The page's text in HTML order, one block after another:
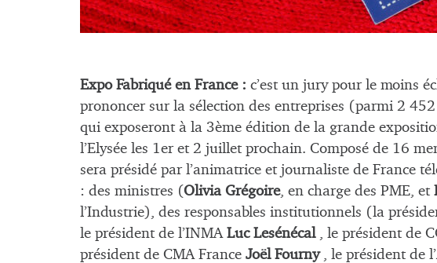
Expo Fabriqué en France : c’est un jury pour le moins
prononcer sur la sélection des entreprises (parmi 2
qui exposeront à la 3ème édition de la grande
l’Elysée les 1er et 2 juillet prochain. Composé de 16
sera présidé par l’animatrice et journaliste de France
: des ministres (Olivia Grégoire, en charge des PME, et
l’Industrie), des responsables institutionnels (la
le président de l’INMA Luc Lesénécal, le président de
président de CMA France Joël Fourny, le président de